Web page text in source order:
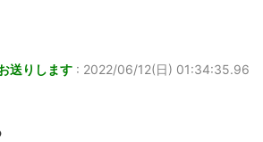
送りします : 2022/06/12(日) 01:34:35.96